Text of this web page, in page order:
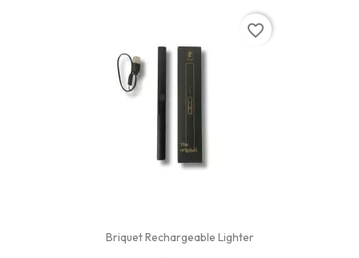
Briquet Rechargeable Lighter
favorite_border